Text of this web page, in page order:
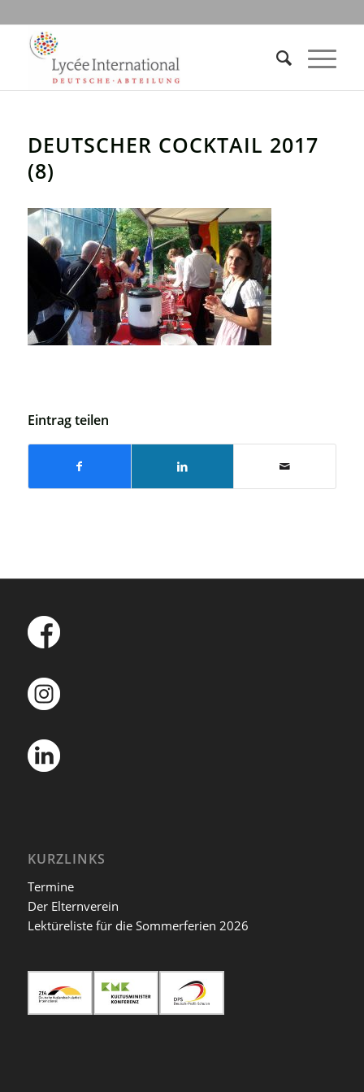
DEUTSCHER COCKTAIL 2017
(8)
Eintrag teilen
KURZLINKS
Termine
Der Elternverein
Lektüreliste für die Sommerferien 2026